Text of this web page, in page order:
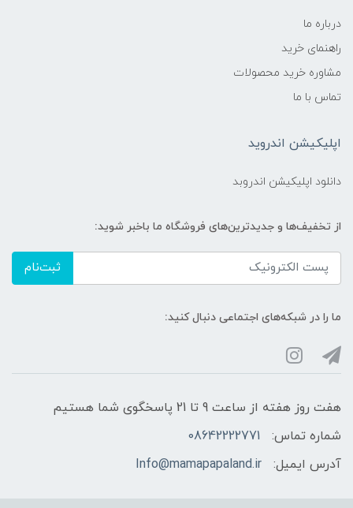
درباره ما
راهنمای خرید
مشاوره خرید محصولات
تماس با ما
اپلیکیشن اندروید
دانلود اپلیکیشن اندروبد
از تخفیف‌ها و جدیدترین‌های فروشگاه ما باخبر شوید:
ثبت‌نام
ما را در شبکه‌های اجتماعی دنبال کنید:
هفت روز هفته از ساعت 9 تا 21 پاسخگوی شما هستیم
شماره تماس:
08642222771
آدرس ایمیل:
Info@mamapapaland.ir